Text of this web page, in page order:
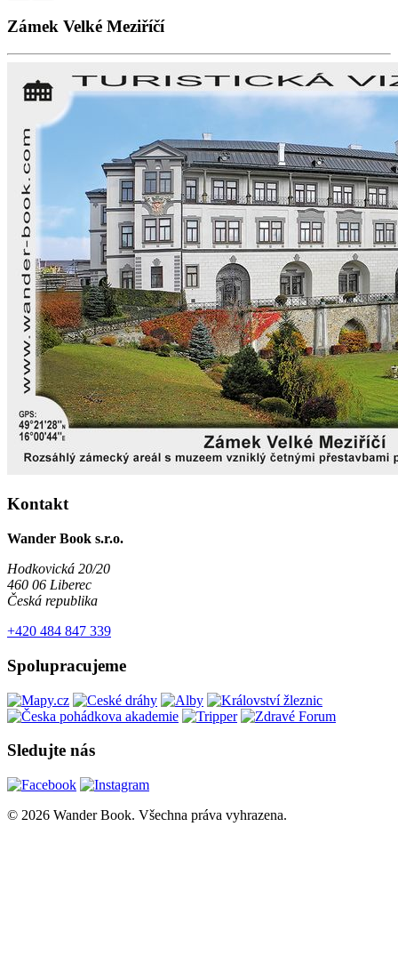
Zámek Velké Meziříčí
Kontakt
Wander Book s.r.o.
Hodkovická 20/20
460 06 Liberec
Česká republika
+420 484 847 339
Spolupracujeme
Sledujte nás
© 2026 Wander Book. Všechna práva vyhrazena.